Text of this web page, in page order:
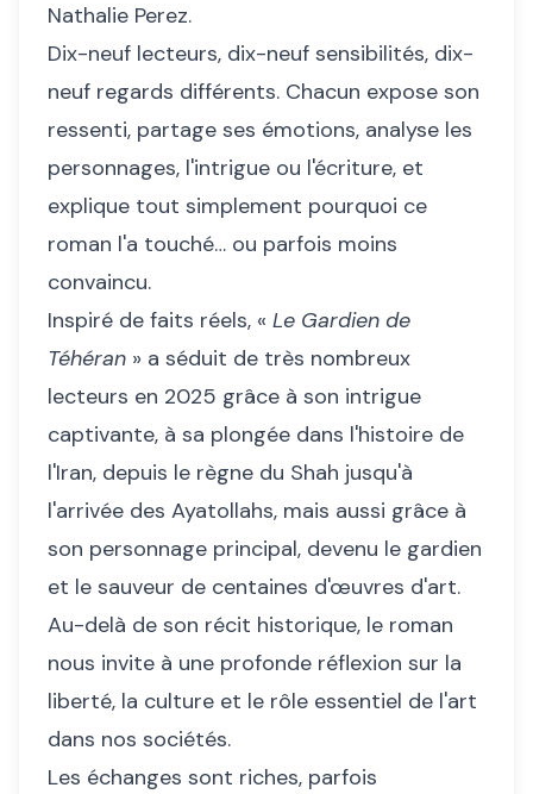
Nathalie Perez.
Dix-neuf lecteurs, dix-neuf sensibilités, dix-
neuf regards différents. Chacun expose son
ressenti, partage ses émotions, analyse les
personnages, l'intrigue ou l'écriture, et
explique tout simplement pourquoi ce
roman l'a touché… ou parfois moins
convaincu.
Inspiré de faits réels, « Le Gardien de
Téhéran » a séduit de très nombreux
lecteurs en 2025 grâce à son intrigue
captivante, à sa plongée dans l'histoire de
l'Iran, depuis le règne du Shah jusqu'à
l'arrivée des Ayatollahs, mais aussi grâce à
son personnage principal, devenu le gardien
et le sauveur de centaines d'œuvres d'art.
Au-delà de son récit historique, le roman
nous invite à une profonde réflexion sur la
liberté, la culture et le rôle essentiel de l'art
dans nos sociétés.
Les échanges sont riches, parfois